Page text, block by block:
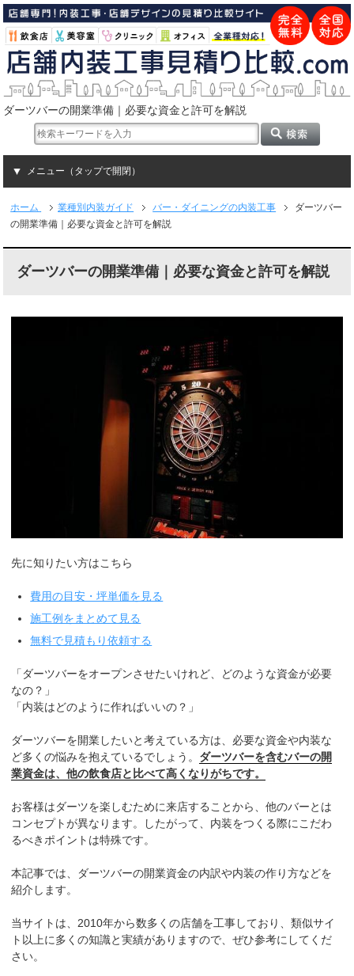
ダーツバーの開業準備｜必要な資金と許可を解説
メニュー（タップで開閉）
ホーム 業種別内装ガイド バー・ダイニングの内装工事
ダーツバー
の開業準備｜必要な資金と許可を解説
ダーツバーの開業準備｜必要な資金と許可を解説
先に知りたい方はこちら
費用の目安・坪単価を見る
施工例をまとめて見る
無料で見積もり依頼する
「ダーツバーをオープンさせたいけれど、どのような資金が必要
なの？」
「内装はどのように作ればいいの？」
ダーツバーを開業したいと考えている方は、必要な資金や内装な
ど多くの悩みを抱えているでしょう。 ダーツバーを含むバーの開
業資金は、他の飲食店と比べて高くなりがちです。
お客様はダーツを楽しむために来店することから、他のバーとは
コンセプトが異なります。したがって、内装をつくる際にこだわ
るべきポイントは特殊です。
本記事では、ダーツバーの開業資金の内訳や内装の作り方などを
紹介します。
当サイトは、2010年から数多くの店舗を工事しており、類似サイ
ト以上に多くの知識と実績がありますので、ぜひ参考にしてくだ
さい。